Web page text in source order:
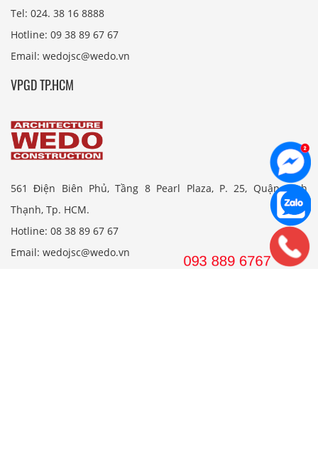
Tel: 024. 38 16 8888
Hotline: 09 38 89 67 67
Email: wedojsc@wedo.vn
VPGD TP.HCM
561 Điện Biên Phủ, Tầng 8 Pearl Plaza, P. 25, Quận Bình
Thạnh, Tp. HCM.
Hotline: 08 38 89 67 67
Email: wedojsc@wedo.vn